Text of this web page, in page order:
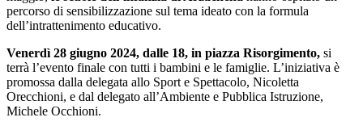
percorso di sensibilizzazione sul tema ideato con la formula
dell’intrattenimento educativo.
Venerdì 28 giugno 2024, dalle 18, in piazza Risorgimento, si
terrà l’evento finale con tutti i bambini e le famiglie. L’iniziativa è
promossa dalla delegata allo Sport e Spettacolo, Nicoletta
Orecchioni, e dal delegato all’Ambiente e Pubblica Istruzione,
Michele Occhioni.